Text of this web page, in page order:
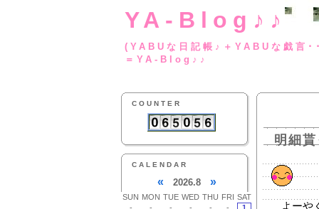
YA-Blog♪♪
(YABUな日記帳♪
＝YA-Blog♪♪
COUNTER
CALENDAR
« 2026.8 »
SUN MON TUE WED THU FRI SAT
明細
よーや